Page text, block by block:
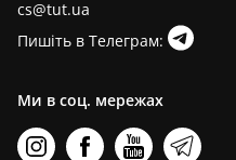
cs@tut.ua
Пишіть в Телеграм:
Ми в соц. мережах